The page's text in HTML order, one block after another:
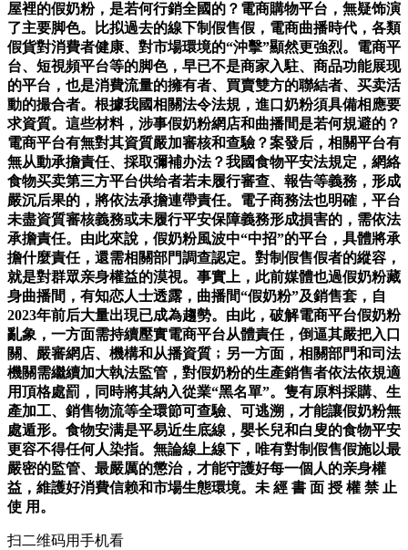
屋裡的假奶粉，是若何行銷全國的？電商購物平台，無疑饰演
了主要脚色。比拟過去的線下制假售假，電商曲播時代，各類
假貨對消費者健康、對市場環境的“沖擊”顯然更強烈。電商平
台、短視頻平台等的脚色，早已不是商家入駐、商品功能展现
的平台，也是消費流量的擁有者、買賣雙方的聯結者、买卖活
動的撮合者。根據我國相關法令法規，進口奶粉須具備相應要
求資質。這些材料，涉事假奶粉網店和曲播間是若何規避的？
電商平台有無對其資質嚴加審核和查驗？案發后，相關平台有
無从動承擔責任、採取彌補办法？我國食物平安法規定，網絡
食物买卖第三方平台供给者若未履行審查、報告等義務，形成
嚴沉后果的，將依法承擔連帶責任。電子商務法也明確，平台
未盡資質審核義務或未履行平安保障義務形成損害的，需依法
承擔責任。由此來說，假奶粉風波中“中招”的平台，具體將承
擔什麼責任，還需相關部門調查認定。對制假售假者的縱容，
就是對群眾亲身權益的漠視。事實上，此前媒體也過假奶粉藏
身曲播間，有知恋人士透露，曲播間“假奶粉”及銷售套，自
2023年前后大量出現已成為趨勢。由此，破解電商平台假奶粉
亂象，一方面需持續壓實電商平台从體責任，倒逼其嚴把入口
關、嚴審網店、機構和从播資質﹔另一方面，相關部門和司法
機關需繼續加大執法監管，對假奶粉的生產銷售者依法依規適
用頂格處罰，同時將其納入從業“黑名單”。隻有原料採購、生
產加工、銷售物流等全環節可查驗、可逃溯，才能讓假奶粉無
處遁形。食物安满是平易近生底線，嬰长兒和白叟的食物平安
更容不得任何人染指。無論線上線下，唯有對制假售假施以最
嚴密的監管、最嚴厲的懲治，才能守護好每一個人的亲身權
益，維護好消費信赖和市場生態環境。未 經 書 面 授 權 禁 止
使 用。
扫二维码用手机看